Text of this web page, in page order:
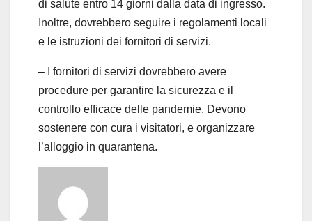
di salute entro 14 giorni dalla data di ingresso.
Inoltre, dovrebbero seguire i regolamenti locali
e le istruzioni dei fornitori di servizi.
– I fornitori di servizi dovrebbero avere
procedure per garantire la sicurezza e il
controllo efficace delle pandemie. Devono
sostenere con cura i visitatori, e organizzare
l’alloggio in quarantena.